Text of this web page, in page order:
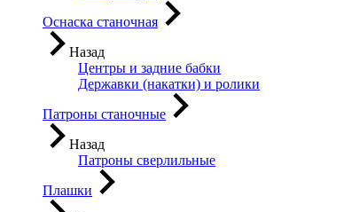
Оснаска станочная
Назад
Центры и задние бабки
Державки (накатки) и ролики
Патроны станочные
Назад
Патроны сверлильные
Плашки